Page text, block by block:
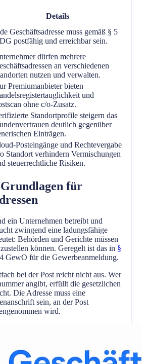
Details
Geschäftsadresse muss gemäß § 5
postfähig und erreichbar sein.
dürfen mehrere
an verschiedenen
nutzen und verwalten.
Premiumanbieter bieten
und
ohne c/o-Zusatz.
Standortprofile steigern das
deutlich gegenüber
Einträgen.
Posteingänge und Rechtevergabe
Standort verhindern Vermischungen
steuerrechtliche Risiken.
für
ein Unternehmen betreibt und
zwingend eine ladungsfähige
Behörden und Gerichte müssen
können. Geregelt ist das in §
GewO für die Gewerbeanmeldung.
bei der Post reicht nicht aus. Wer
angibt, erfüllt die gesetzlichen
Die Adresse muss eine
sein, an der Post
wird.